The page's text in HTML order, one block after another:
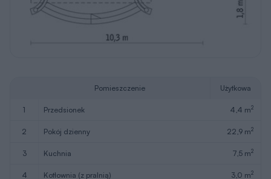
Pomieszczenie Użytkowa
1 przedsionek 4,4 m2
2 pokój dzienny 22,9 m2
3 kuchnia 7,5 m2
4 kotłownia (z pralnią) 3,0 m2